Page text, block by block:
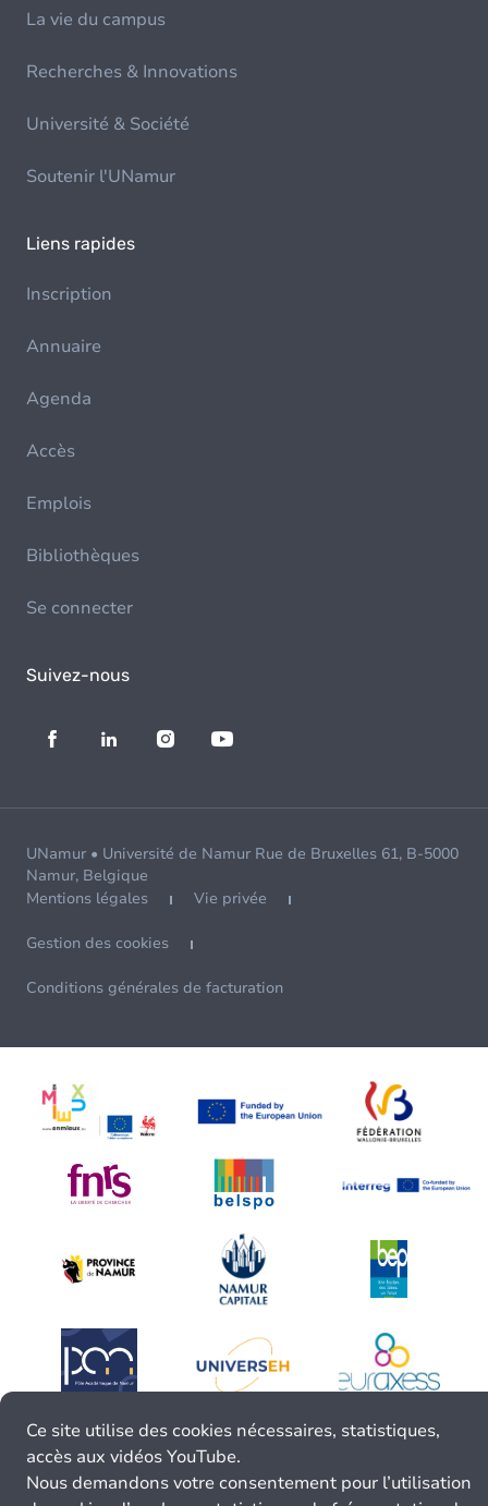
La vie du campus
Recherches & Innovations
Université & Société
Soutenir l'UNamur
Liens rapides
Inscription
Annuaire
Agenda
Accès
Emplois
Bibliothèques
Se connecter
Suivez-nous
UNamur • Université de Namur Rue de Bruxelles 61, B-5000
Namur, Belgique
Mentions légales
Vie privée
Gestion des cookies
Conditions générales de facturation
Ce site utilise des cookies nécessaires, statistiques,
accès aux vidéos YouTube.
Nous demandons votre consentement pour l’utilisation